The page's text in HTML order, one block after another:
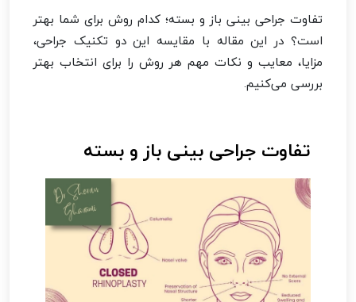
تفاوت جراحی بینی باز و بسته؛ کدام روش برای شما بهتر
است؟ در این مقاله با مقایسه این دو تکنیک جراحی،
مزایا، معایب و نکات مهم هر روش را برای انتخاب بهتر
بررسی می‌کنیم.
تفاوت جراحی بینی باز و بسته